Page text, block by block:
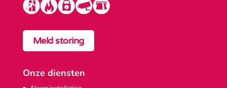
Meld storing
Onze diensten